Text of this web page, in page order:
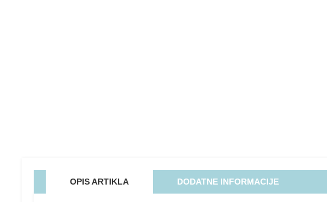
OPIS ARTIKLA DODATNE INFORMACIJE